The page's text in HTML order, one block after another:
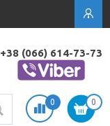
+38 (066) 614-73-73
0 0